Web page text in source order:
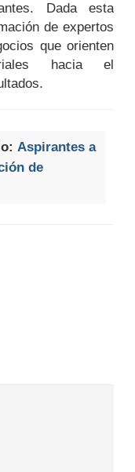
Dada esta
de expertos
que orienten
hacia el
Aspirantes a
de